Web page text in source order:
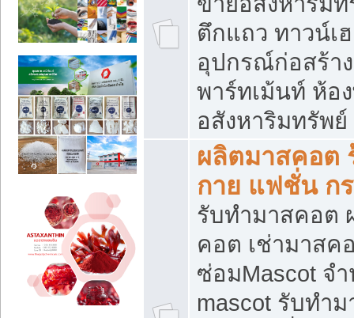
ตึกแถว ทาวน์เ
อุปกรณ์ก่อสร้า
พาร์ทเม้นท์ ห้อ
อสังหาริมทรัพ
ผลิตมาสคอต
กาย แฟชั่น กร
รับทำมาสคอต
คอต เช่ามาสค
ซ่อมMascot จ
mascot รับทำ